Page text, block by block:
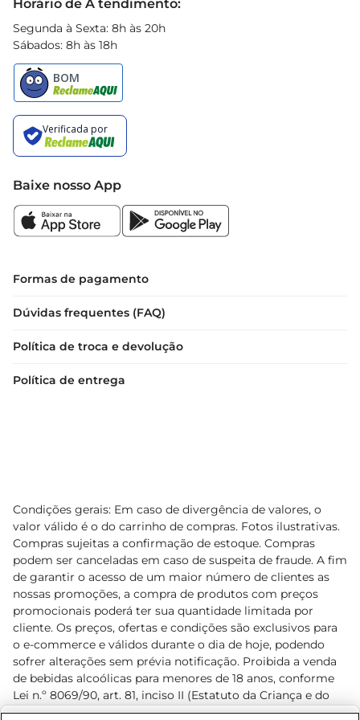
Horário de A tendimento:
Segunda à Sexta: 8h às 20h
Sábados: 8h às 18h
Baixe nosso App
Formas de pagamento
Dúvidas frequentes (FAQ)
Política de troca e devolução
Política de entrega
Condições gerais: Em caso de divergência de valores, o
valor válido é o do carrinho de compras. Fotos ilustrativas.
Compras sujeitas a confirmação de estoque. Compras
podem ser canceladas em caso de suspeita de fraude. A fim
de garantir o acesso de um maior número de clientes as
nossas promoções, a compra de produtos com preços
promocionais poderá ter sua quantidade limitada por
cliente. Os preços, ofertas e condições são exclusivos para
o e-commerce e válidos durante o dia de hoje, podendo
sofrer alterações sem prévia notificação. Proibida a venda
de bebidas alcoólicas para menores de 18 anos, conforme
Lei n.º 8069/90, art. 81, inciso II (Estatuto da Criança e do
Adolescente). Preços e condições exclusivos para o